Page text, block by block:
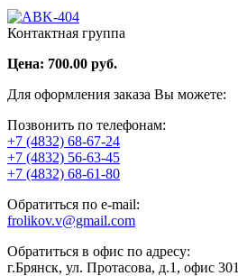
Контактная группа
Цена: 700.00 руб.
Для оформления заказа Вы можете:
Позвонить по телефонам:
+7 (4832) 68-67-24
+7 (4832) 56-63-45
+7 (4832) 68-61-80
Обратиться по e-mail:
frolikov.v@gmail.com
Обратиться в офис по адресу:
г.Брянск, ул. Протасова, д.1, офис 301